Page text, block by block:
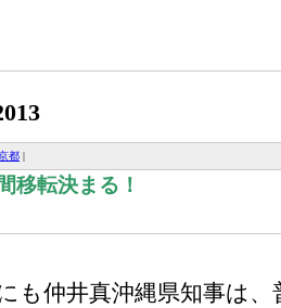
都 |
移転決まる！
も仲井真沖縄県知事は